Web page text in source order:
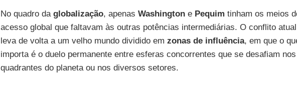
No quadro da globalização, apenas Washingtone Pequim tinham os meios
acesso global que faltavam às outras potências intermediárias. O conflito
leva de volta a um velho mundo dividido em zonas de influência, em que o
importa é o duelo permanente entre esferas concorrentes que se desafiam nos
quadrantes do planeta ou nos diversos setores.